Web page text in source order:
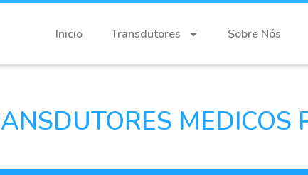
Inicio Transdutores Sobre Nós
MEDICOS